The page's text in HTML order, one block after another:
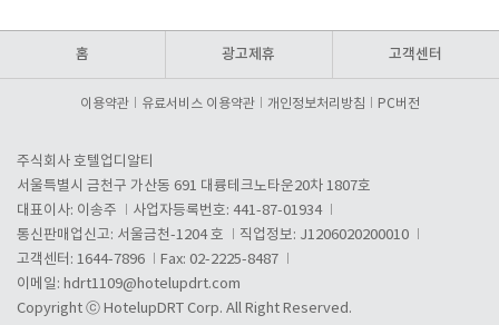
홈 광고제휴 고객센터
이용약관 유료서비스 이용약관 개인정보처리방침 PC버전
주식회사 호텔업디알티
서울특별시 금천구 가산동 691 대륭테크노타운20차 1807호
대표이사: 이송주
사업자등록번호: 441-87-01934
통신판매업신고: 서울금천-1204 호
직업정보: J1206020200010
고객센터: 1644-7896
Fax: 02-2225-8487
이메일: hdrt1109@hotelupdrt.com
Copyright ⓒ HotelupDRT Corp. All Right Reserved.